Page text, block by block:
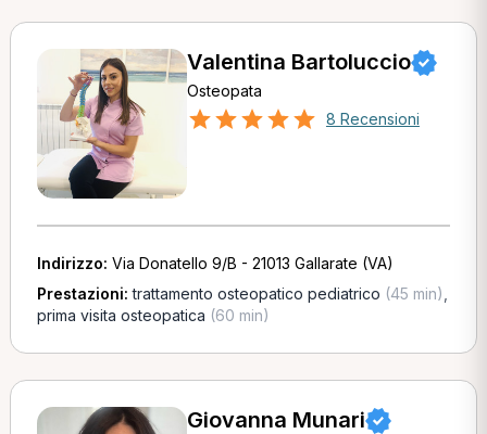
Valentina Bartoluccio
Osteopata
8 Recensioni
Indirizzo: Via Donatello 9/B - 21013 Gallarate (VA)
Prestazioni:trattamento osteopatico pediatrico (45 min)
prima visita osteopatica (60 min)
Giovanna Munari